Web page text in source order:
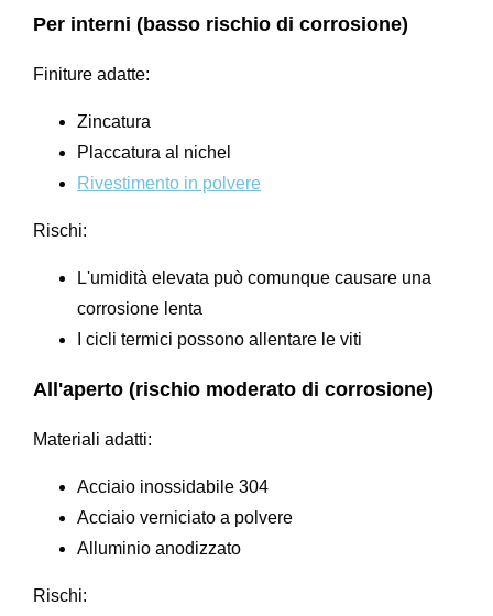
Per interni (basso rischio di corrosione)
Finiture adatte:
Zincatura
Placcatura al nichel
Rivestimento in polvere
Rischi:
L'umidità elevata può comunque causare una
corrosione lenta
I cicli termici possono allentare le viti
All'aperto (rischio moderato di corrosione)
Materiali adatti:
Acciaio inossidabile 304
Acciaio verniciato a polvere
Alluminio anodizzato
Rischi: